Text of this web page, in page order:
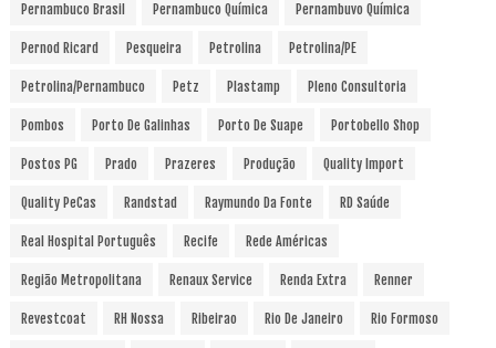
Pernambuco Brasil Pernambuco Química Pernambuvo Química
Pernod Ricard Pesqueira Petrolina Petrolina/PE
Petrolina/Pernambuco Petz Plastamp Pleno Consultoria
Pombos Porto De Galinhas Porto De Suape Portobello Shop
Postos PG Prado Prazeres Produção Quality Import
Quality PeCas Randstad Raymundo Da Fonte RD Saúde
Real Hospital Português Recife Rede Américas
Região Metropolitana Renaux Service Renda Extra Renner
Revestcoat RH Nossa Ribeirao Rio De Janeiro Rio Formoso